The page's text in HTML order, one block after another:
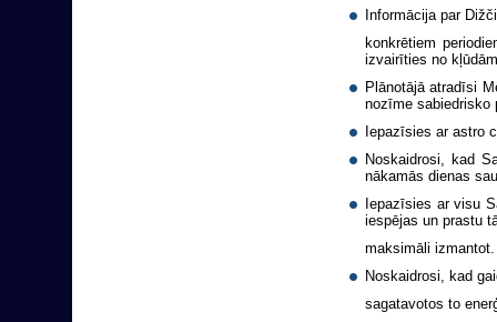
Informācija par
konkrētiem
izvairīties no
Plānotājā atradīsi
nozīme sabiedrisko
Iepazīsies ar astro
Noskaidrosi, kad
nākamās dienas
Iepazīsies ar visu
iespējas un prastu
maksimāli izmantot.
Noskaidrosi, kad
sagatavotos to